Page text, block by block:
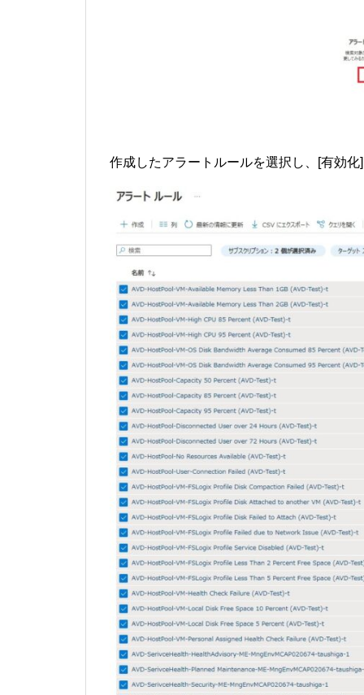
作成したアラートルールを選択し、[有効化